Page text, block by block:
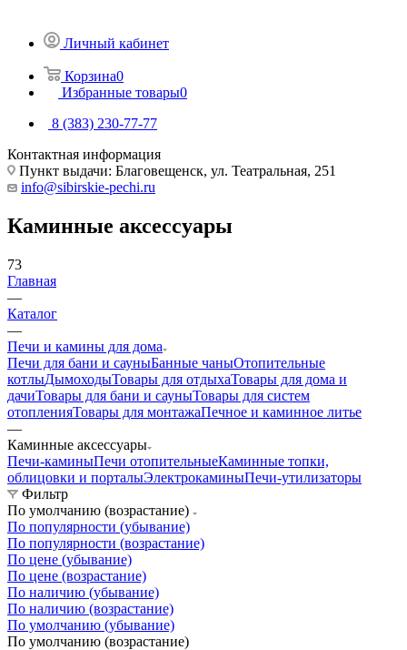
Личный кабинет
Корзина0
Избранные товары0
8 (383) 230-77-77
Контактная информация
Пункт выдачи: Благовещенск, ул. Театральная, 251
info@sibirskie-pechi.ru
Каминные аксессуары
73
Главная
—
Каталог
—
Печи и камины для дома
Печи для бани и сауныБанные чаныОтопительные
котлыДымоходыТовары для отдыхаТовары для дома и
дачиТовары для бани и сауныТовары для систем
отопленияТовары для монтажаПечное и каминное литье
—
Каминные аксессуары
Печи-каминыПечи отопительныеКаминные топки,
облицовки и порталыЭлектрокаминыПечи-утилизаторы
Фильтр
По умолчанию (возрастание)
По популярности (убывание)
По популярности (возрастание)
По цене (убывание)
По цене (возрастание)
По наличию (убывание)
По наличию (возрастание)
По умолчанию (убывание)
По умолчанию (возрастание)